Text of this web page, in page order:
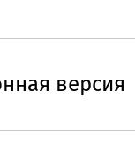
версия